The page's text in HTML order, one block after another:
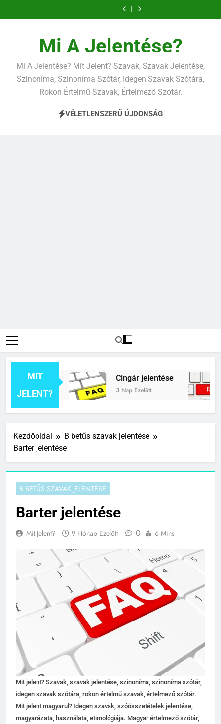
a
Mi A Jelentése?
Mi A Jelentése? Mit Jelent? Szavak, Szavak Jelentése,
Szinoníma, Szinoníma Szótár, Idegen Szavak Szótára,
Rokon Értelmű Szavak, Értelmező Szótár.
VÉLETLENSZERŰ ÚJDONSÁG
MIT
JELENT?
Cingár jelentése
3 Nap Ezelőtt
Kezdőoldal
B betűs szavak jelentése
Barter jelentése
B BETŰS SZAVAK JELENTÉSE
Barter jelentése
Mit Jelent? 9 Hónap Ezelőtt 0 6 Mins
Mit jelent? Szavak, szavak jelentése, szinoníma, szinoníma szótár,
idegen szavak szótára, rokon értelmű szavak, értelmező szótár.
Mit jelent magyarul? Idegen szavak, szóösszetételek jelentése,
magyarázata, használata, etimológiája. Magyar értelmező szótár,